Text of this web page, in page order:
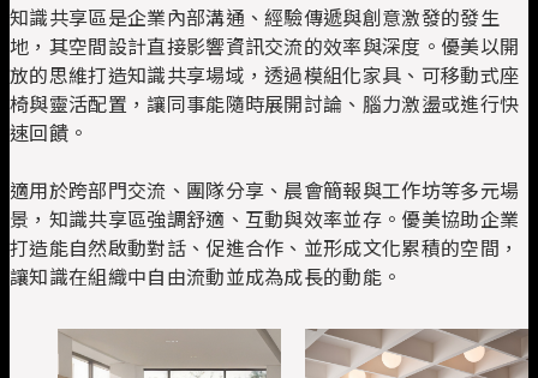
知識共享區是企業內部溝通、經驗傳遞與創意激發的發生
地，其空間設計直接影響資訊交流的效率與深度。優美以開
放的思維打造知識共享場域，透過模組化家具、可移動式座
椅與靈活配置，讓同事能隨時展開討論、腦力激盪或進行快
速回饋。
適用於跨部門交流、團隊分享、晨會簡報與工作坊等多元場
景，知識共享區強調舒適、互動與效率並存。優美協助企業
打造能自然啟動對話、促進合作、並形成文化累積的空間，
讓知識在組織中自由流動並成為成長的動能。